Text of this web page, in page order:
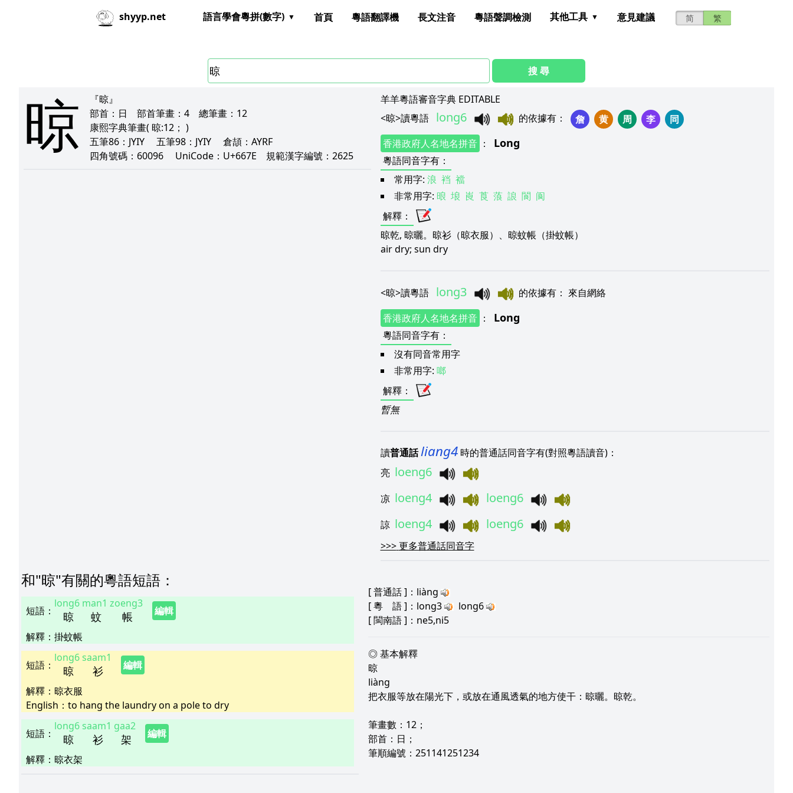
shyyp.net 简 繁
語言學會粵拼(數字) 首頁 粵語翻譯機 長文注音 粵語聲調檢測 其他工具 意見建議
搜 尋
晾
『晾』
部首： 日 部首筆畫： 4 總筆畫： 12
康熙字典筆畫( 晾:12； )
五筆86： JYIY 五筆98： JYIY 倉頡： AYRF
四角號碼： 60096 UniCode： U+667E 規範漢字編號： 2625
羊羊粵語審音字典 EDITABLE
<晾>讀粵語 long6 的依據有： 詹 黄 周 李
同
香港政府人名地名拼音 ： Long
粵語同音字有：
常用字: 浪 裆 襠
非常用字: 㫰 埌 崀 莨 蒗 誏 閬 阆
解釋：
晾乾, 晾曬。晾衫（晾衣服）、晾蚊帳（掛蚊帳）
air dry; sun dry
<晾>讀粵語 long3 的依據有： 來自網絡
香港政府人名地名拼音 ： Long
粵語同音字有：
沒有同音常用字
非常用字: 啷
解釋：
暫無
讀普通話 liang4 時的普通話同音字有(對照粵語讀音)：
亮 loeng6
凉 loeng4 loeng6
諒 loeng4 loeng6
>>> 更多普通話同音字
和"晾"有關的粵語短語 ：
短語 ： 晾
long6
蚊
man1
帳
zoeng3
編輯
解釋 ： 掛蚊帳
短語 ： 晾
long6
衫
saam1
編輯
解釋 ： 晾衣服
English： to hang the laundry on a pole to dry
短語 ： 晾
long6
衫
saam1
架
gaa2
編輯
解釋 ： 晾衣架
[普通話]：liàng
[粵 語]：long3
long6
[閩南語]：ne5,ni5
◎ 基本解釋
晾
liàng
把衣服等放在陽光下，或放在通風透氣的地方使干：晾曬。晾乾。
筆畫數：12；
部首：日；
筆順編號：251141251234